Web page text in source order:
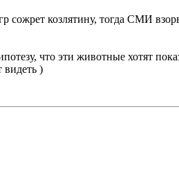
козлятину, тогда СМИ
что эти животные хотят
видеть )